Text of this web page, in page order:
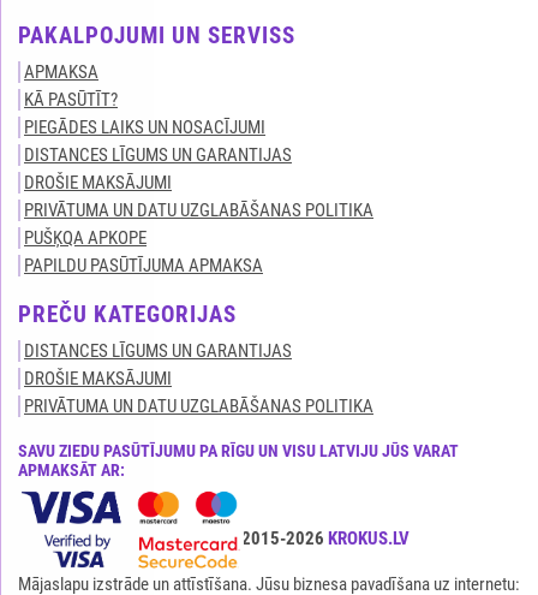
PAKALPOJUMI UN SERVISS
APMAKSA
KĀ PASŪTĪT?
PIEGĀDES LAIKS UN NOSACĪJUMI
DISTANCES LĪGUMS UN GARANTIJAS
DROŠIE MAKSĀJUMI
PRIVĀTUMA UN DATU UZGLABĀŠANAS POLITIKA
PUŠĶQA APKOPE
PAPILDU PASŪTĪJUMA APMAKSA
PREČU KATEGORIJAS
DISTANCES LĪGUMS UN GARANTIJAS
DROŠIE MAKSĀJUMI
PRIVĀTUMA UN DATU UZGLABĀŠANAS POLITIKA
SAVU ZIEDU PASŪTĪJUMU PA RĪGU UN VISU LATVIJU JŪS VARAT
APMAKSĀT AR:
Visas tiesības ir aizsargātas© 2015-2026 KROKUS.LV
Mājaslapu izstrāde un attīstīšana. Jūsu biznesa pavadīšana uz internetu: